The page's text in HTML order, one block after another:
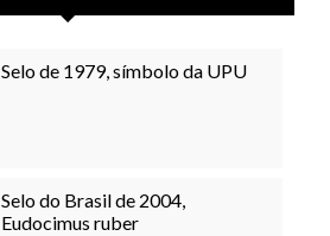
Selo de 1979, símbolo da UPU
Selo do Brasil de 2004,
Eudocimus ruber